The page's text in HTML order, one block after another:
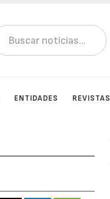
ENTIDADES REVISTAS